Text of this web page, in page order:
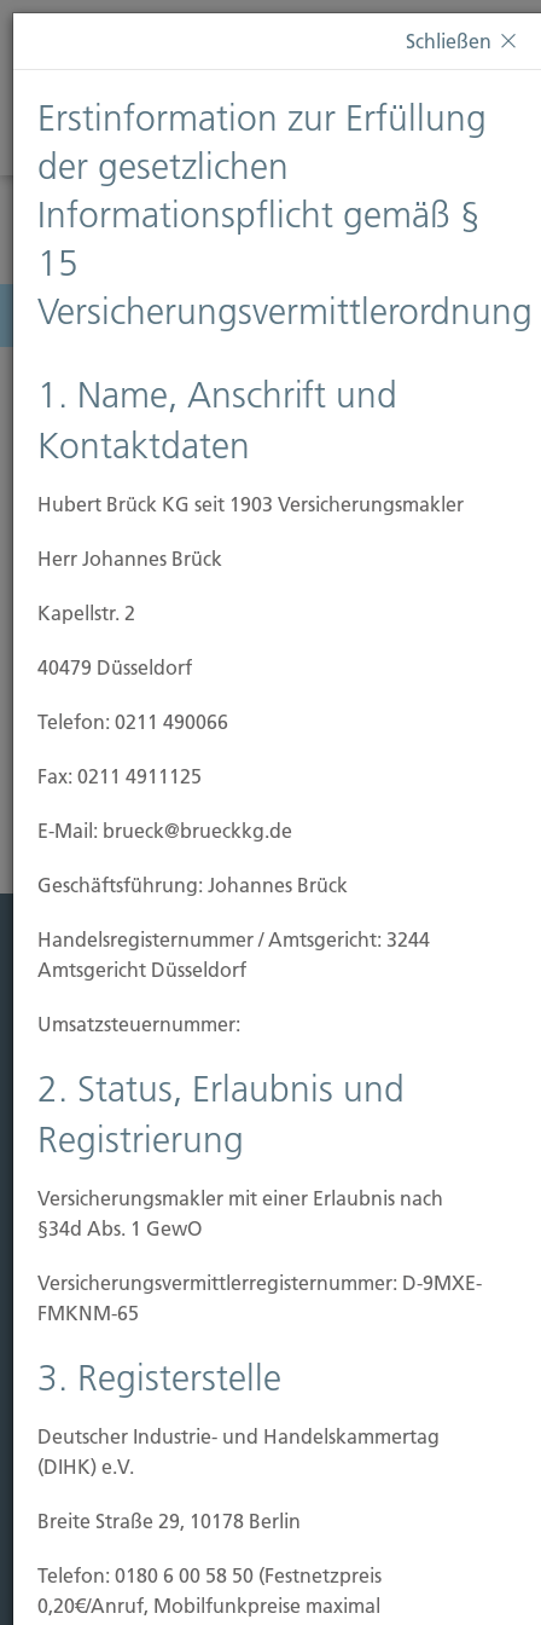
Diese Webseite verwendet Cookies. Wenn Sie weiterhin
Informationen finden Sie auf unserer SeiteDatenschutz
Diese Nachricht nicht erneut anzeigen
Menü
Rechtsschutzversicherung
wenn Sie Ihre Interessen als Haus-, Wohnungs- und
durchsetzen wollen, zum Beispiel bei
Betriebskostenabrechnung.
Leistung
Leben
Sichern
Immobilien Vers.
Baubeginn
Baufertigstellung/Hauskauf
Einzug/Vermietung
Schaden
Kontakt
Hubert Brück KG
Brück | Kapellstraße 2 | 40479 Düsseldorf
Telefon:0211-490066 |
Schließen
Erstinformation zur Erfüllung
der gesetzlichen
Informationspflicht gemäß §
15
Versicherungsvermittlerordnung
1. Name, Anschrift und
Kontaktdaten
Hubert Brück KG seit 1903 Versicherungsmakler
Herr Johannes Brück
Kapellstr. 2
40479 Düsseldorf
Telefon: 0211 490066
Fax: 0211 4911125
E-Mail: brueck@brueckkg.de
Geschäftsführung: Johannes Brück
Handels­registernummer / Amtsgericht: 3244
Amtsgericht Düsseldorf
Umsatzsteuer­nummer:
2. Status, Erlaubnis und
Registrierung
Versicherungsmakler mit einer Erlaubnis nach
§34d Abs. 1 GewO
Versicherungs­vermittler­registernummer: D-9MXE-
FMKNM-65
3. Registerstelle
Deutscher Industrie- und Handelskammertag
(DIHK) e.V.
Breite Straße 29, 10178 Berlin
Telefon: 0180 6 00 58 50 (Festnetzpreis
0,20€/Anruf, Mobilfunkpreise maximal